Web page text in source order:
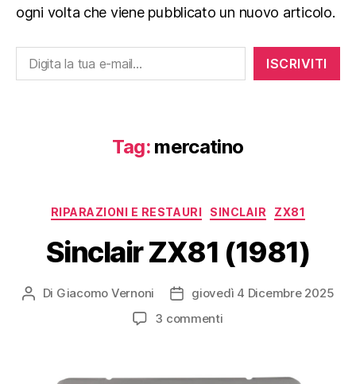
ogni volta che viene pubblicato un nuovo articolo.
Digita la tua e-mail...
ISCRIVITI
Tag: mercatino
Categorie
RIPARAZIONI E RESTAURI SINCLAIR ZX81
Sinclair ZX81 (1981)
Autore
Di Giacomo Vernoni
Data
dell'articolo
giovedì 4 Dicembre 2025
3 commentisu